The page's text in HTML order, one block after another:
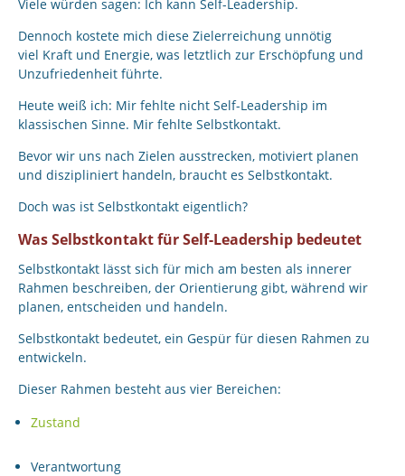
Viele würden sagen: Ich kann Self-Leadership.
Dennoch kostete mich diese Zielerreichung unnötig
viel Kraft und Energie, was letztlich zur Erschöpfung und
Unzufriedenheit führte.
Heute weiß ich: Mir fehlte nicht Self-Leadership im
klassischen Sinne. Mir fehlte Selbstkontakt.
Bevor wir uns nach Zielen ausstrecken, motiviert planen
und diszipliniert handeln, braucht es Selbstkontakt.
Doch was ist Selbstkontakt eigentlich?
Was Selbstkontakt für Self-Leadership bedeutet
Selbstkontakt lässt sich für mich am besten als innerer
Rahmen beschreiben, der Orientierung gibt, während wir
planen, entscheiden und handeln.
Selbstkontakt bedeutet, ein Gespür für diesen Rahmen zu
entwickeln.
Dieser Rahmen besteht aus vier Bereichen:
Zustand
Verantwortung